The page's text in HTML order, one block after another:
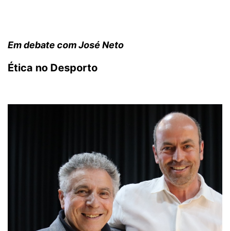
Em debate com José Neto
Ética no Desporto